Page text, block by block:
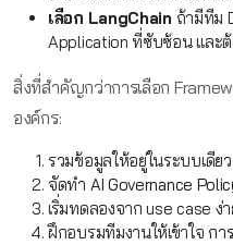
เลือก LangChain ถ้ามีทีม
Application ที่ซับซ้อน และ
สิ่งที่สำคัญกว่าการเลือก
องค์กร:
รวมข้อมูลให้อยู่ในระบบเดียว
จัดทำ AI Governance
เริ่มทดลองจาก use case ง่
ฝึกอบรมทีมงานให้เข้าใจกา